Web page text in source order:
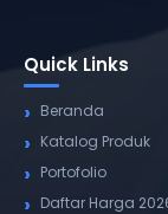
Quick Links
Beranda
Katalog Produk
Portofolio
Daftar Harga